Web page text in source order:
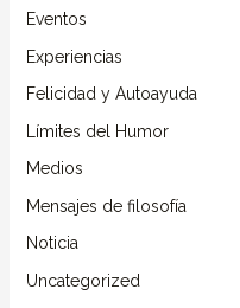
rEventos
Experiencias
Felicidad y Autoayuda
Límites del Humor
Medios
Mensajes de filosofía
Noticia
Uncategorized